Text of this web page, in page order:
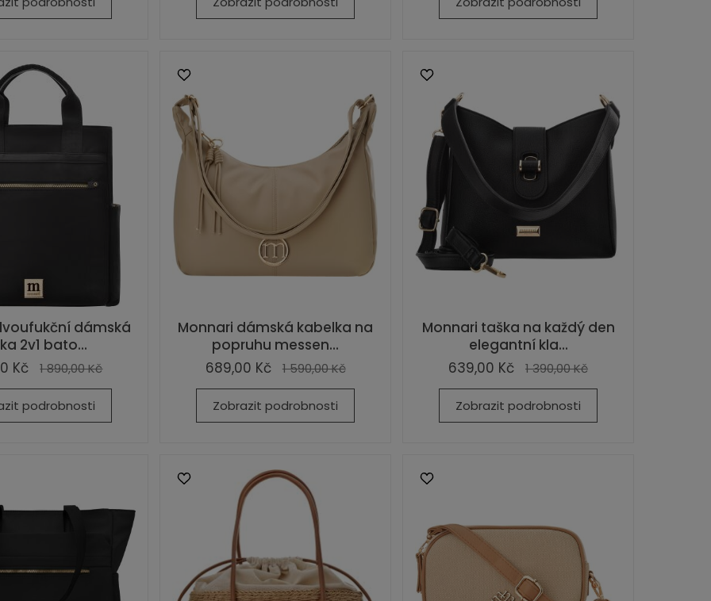
dámská
2v1 bato...
Kč
1 890,00 Kč
podrobnosti
Monnari dámská kabelka na
popruhu messen...
689,00 Kč
1 590,00 Kč
Zobrazit podrobnosti
Monnari taška na každý den
elegantní kla...
639,00 Kč
1 390,00 Kč
Zobrazit podrobnosti